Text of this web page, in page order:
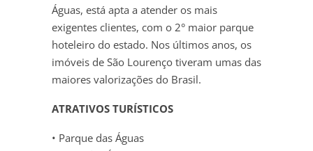
Águas, está apta a atender os mais
exigentes clientes, com o 2° maior parque
hoteleiro do estado. Nos últimos anos, os
imóveis de São Lourenço tiveram umas das
maiores valorizações do Brasil.
ATRATIVOS TURÍSTICOS
• Parque das Águas